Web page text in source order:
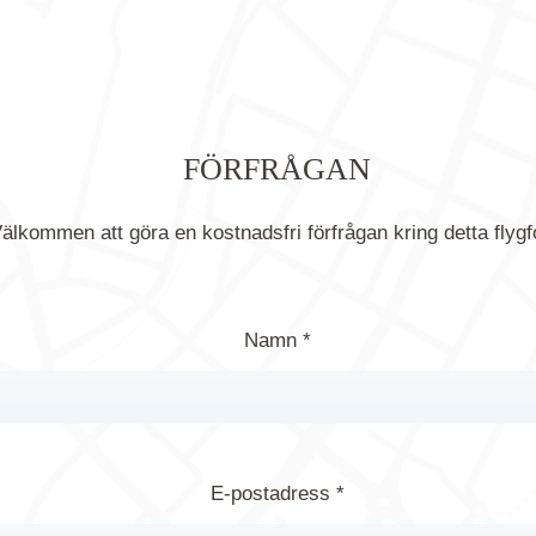
FÖRFRÅGAN
att göra en kostnadsfri förfrågan kring detta
Namn *
E-postadress *